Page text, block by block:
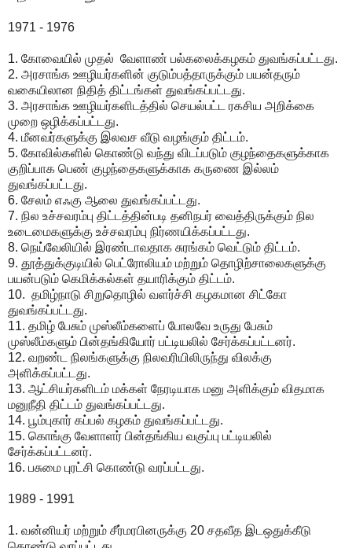
1971 - 1976
1. கோவையில் முதல் வேளாண் பல்கலைக்கழகம் துவங்கப்பட்டது.
2. அரசாங்க ஊழியர்களின் குடும்பத்தாருக்கும் பயன்தரும்
வகையிலான நிதித் திட்டங்கள் துவங்கப்பட்டது.
3. அரசாங்க ஊழியர்களிடத்தில் செயல்பட்ட ரகசிய அறிக்கை
முறை ஒழிக்கப்பட்டது.
4. மீனவர்களுக்கு இலவச வீடு வழங்கும் திட்டம்.
5. கோவில்களில் கொண்டு வந்து விடப்படும் குழந்தைகளுக்காக
குறிப்பாக பெண் குழந்தைகளுக்காக கருணை இல்லம்
துவங்கப்பட்டது.
6. சேலம் எஃகு ஆலை துவங்கப்பட்டது.
7. நில உச்சவரம்பு திட்டத்தின்படி தனிநபர் வைத்திருக்கும் நில
உடைமைகளுக்கு உச்சவரம்பு நிர்ணயிக்கப்பட்டது.
8. நெய்வேலியில் இரண்டாவதாக சுரங்கம் வெட்டும் திட்டம்.
9. தூத்துக்குடியில் பெட்ரோலியம் மற்றும் தொழிற்சாலைகளுக்கு
பயன்படும் கெமிக்கல்கள் தயாரிக்கும் திட்டம்.
10. தமிழ்நாடு சிறுதொழில் வளர்ச்சி கழகமான சிட்கோ
துவங்கப்பட்டது.
11. தமிழ் பேசும் முஸ்லீம்களைப் போலவே உருது பேசும்
முஸ்லீம்களும் பின்தங்கியோர் பட்டியலில் சேர்க்கப்பட்டனர்.
12. வறண்ட நிலங்களுக்கு நிலவரியிலிருந்து விலக்கு
அளிக்கப்பட்டது.
13. ஆட்சியர்களிடம் மக்கள் நேரடியாக மனு அளிக்கும் விதமாக
மனுநீதி திட்டம் துவங்கப்பட்டது.
14. பூம்புகார் கப்பல் கழகம் துவங்கப்பட்டது.
15. கொங்கு வேளாளர் பின்தங்கிய வகுப்பு பட்டியலில்
சேர்க்கப்பட்டனர்.
16. பசுமை புரட்சி கொண்டு வரப்பட்டது.
1989 - 1991
1. வன்னியர் மற்றும் சீர்மரபினருக்கு 20 சதவீத இடஒதுக்கீடு